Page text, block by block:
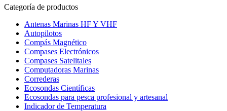
Categoría de productos
Antenas Marinas HF Y VHF
Autopilotos
Compás Magnético
Compases Electrónicos
Compases Satelitales
Computadoras Marinas
Correderas
Ecosondas Científicas
Ecosondas para pesca profesional y artesanal
Indicador de Temperatura